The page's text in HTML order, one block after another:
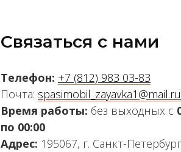
Связаться с нами
Телефон: +7 (812) 983 03-83
Почта: spasimobil_zayavka1@mail.ru
Время работы: без выходных с
по 00:00
Адрес: 195067, г. Санкт-